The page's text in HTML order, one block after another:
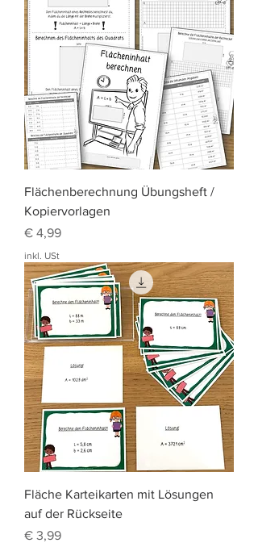
Flächenberechnung Übungsheft /
Kopiervorlagen
Preis
€ 4,99
inkl. USt
Fläche Karteikarten mit Lösungen
auf der Rückseite
Preis
€ 3,99